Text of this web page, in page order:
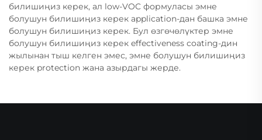
билишиңиз керек, ал low-VOC формуласы эмне
болушун билишиңиз керек application-дан башка эмне
болушун билишиңиз керек. Бул өзгөчөлүктер эмне
болушун билишиңиз керек effectiveness coating-дин
жылынан тыш келген эмес, эмне болушун билишиңиз
керек protection жана азырдагы жерде.